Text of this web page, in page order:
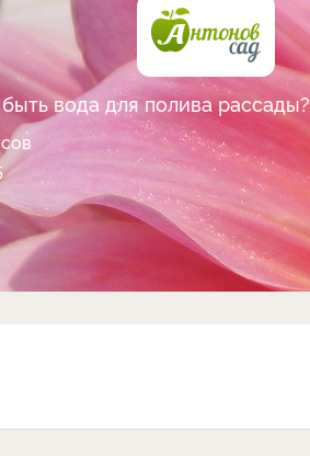
вода для полива рассады?